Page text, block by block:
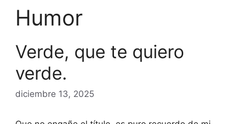
Humor
Verde, que te quiero
verde.
diciembre 13, 2025